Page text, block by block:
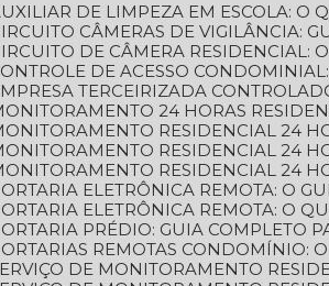
AUXILIAR DE LIMPEZA EM ESCOLA: O
CIRCUITO CÂMERAS DE VIGILÂNCIA:
CIRCUITO DE CÂMERA RESIDENCIAL:
CONTROLE DE ACESSO
EMPRESA TERCEIRIZADA
MONITORAMENTO 24 HORAS
MONITORAMENTO RESIDENCIAL 24
MONITORAMENTO RESIDENCIAL 24
MONITORAMENTO RESIDENCIAL 24
PORTARIA ELETRÔNICA REMOTA: O
PORTARIA ELETRÔNICA REMOTA: O
PORTARIA PRÉDIO: GUIA COMPLETO
PORTARIAS REMOTAS CONDOMÍNIO:
SERVIÇO DE MONITORAMENTO